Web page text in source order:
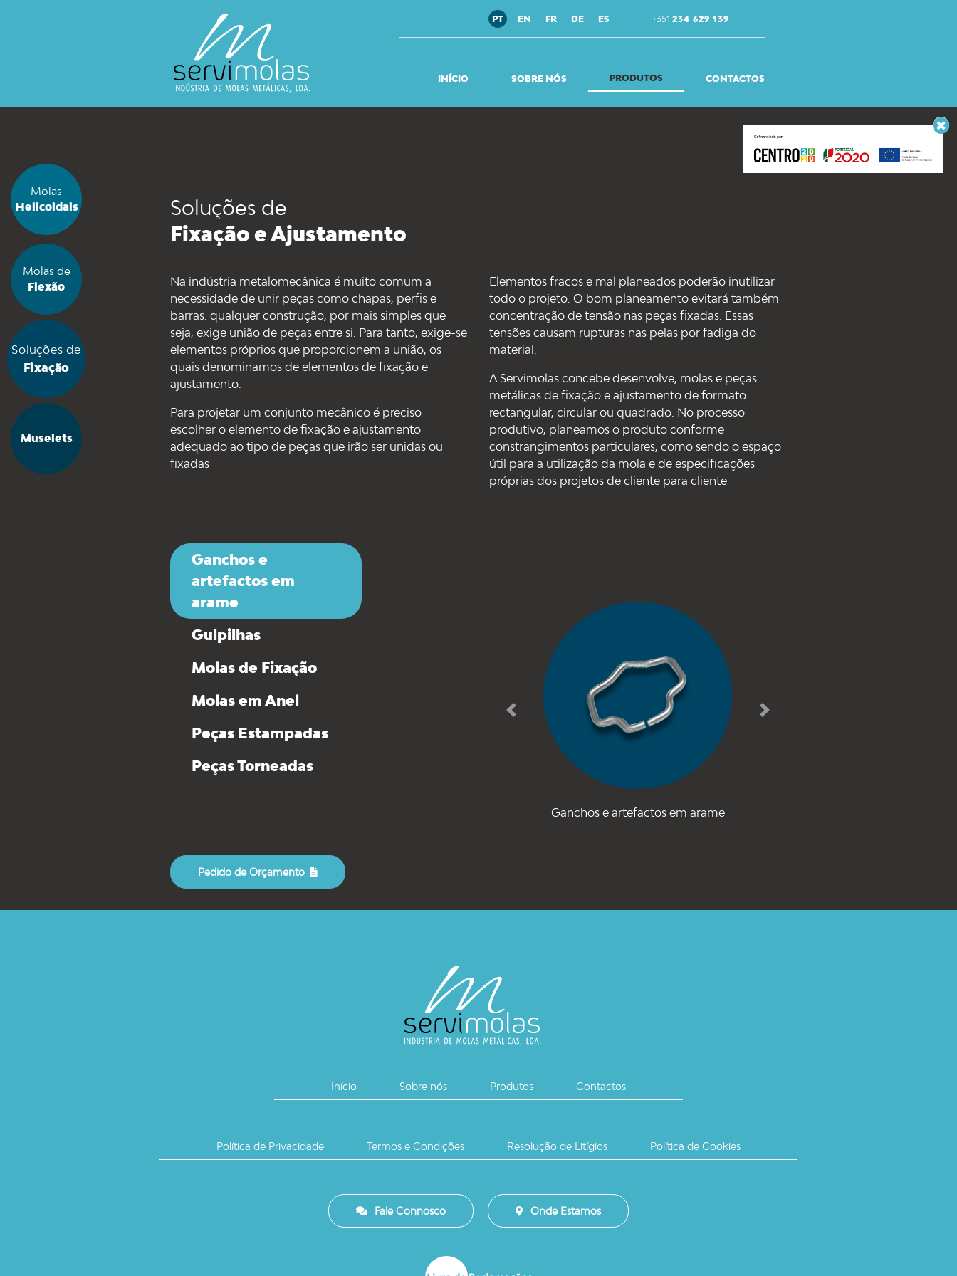
PT EN FR DE ES +351 234 629 139
INÍCIO SOBRE NÓS PRODUTOS CONTACTOS
Molas
Helicoidais
Molas de
Flexão
Soluções de
Fixação
Muselets
Soluções de
Fixação e Ajustamento
Na indústria metalomecânica é muito comum a
necessidade de unir peças como chapas, perfis e
barras. qualquer construção, por mais simples que
seja, exige união de peças entre si. Para tanto, exige-se
elementos próprios que proporcionem a união, os
quais denominamos de elementos de fixação e
ajustamento.
Para projetar um conjunto mecânico é preciso
escolher o elemento de fixação e ajustamento
adequado ao tipo de peças que irão ser unidas ou
fixadas
Elementos fracos e mal planeados poderão inutilizar
todo o projeto. O bom planeamento evitará também
concentração de tensão nas peças fixadas. Essas
tensões causam rupturas nas pelas por fadiga do
material.
A Servimolas concebe desenvolve, molas e peças
metálicas de fixação e ajustamento de formato
rectangular, circular ou quadrado. No processo
produtivo, planeamos o produto conforme
constrangimentos particulares, como sendo o espaço
útil para a utilização da mola e de especificações
próprias dos projetos de cliente para cliente
Ganchos e
artefactos em
arame
Gulpilhas
Molas de Fixação
Molas em Anel
Peças Estampadas
Peças Torneadas
Ganchos e artefactos em arame
Previous Next
Pedido de Orçamento
Início Sobre nós Produtos Contactos
Política de Privacidade Termos e Condições Resolução de Litígios Política de Cookies
Fale Connosco Onde Estamos